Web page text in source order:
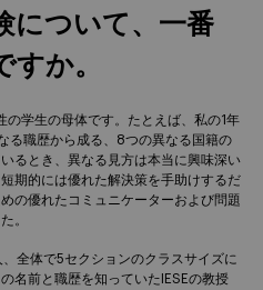
について、一番
か。
の学生の母体です。たとえば、私の1年
る職歴から成る、8つの異なる国籍の
るとき、異なる見方は本当に興味深い
期的には優れた解決策を手助けするだ
の優れたコミュニケーターおよび問題
。
全体で5セクションのクラスサイズに
名前と職歴を知っていたIESEの教授